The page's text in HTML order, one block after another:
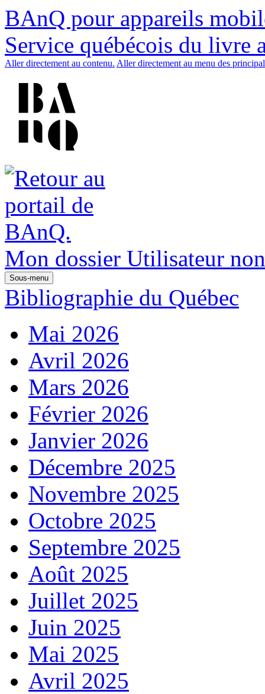
BAnQ pour appareils
Service québécois du livre
Aller directement au contenu. Aller directement au menu des
Mon dossier Utilisateur
Sous-menu
Bibliographie du Québec
Mai 2026
Avril 2026
Mars 2026
Février 2026
Janvier 2026
Décembre 2025
Novembre 2025
Octobre 2025
Septembre 2025
Août 2025
Juillet 2025
Juin 2025
Mai 2025
Avril 2025